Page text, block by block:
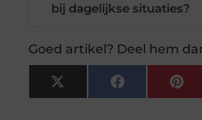
bij dagelijkse situaties?
Goed artikel? Deel hem
X
(Twitter)
Facebook